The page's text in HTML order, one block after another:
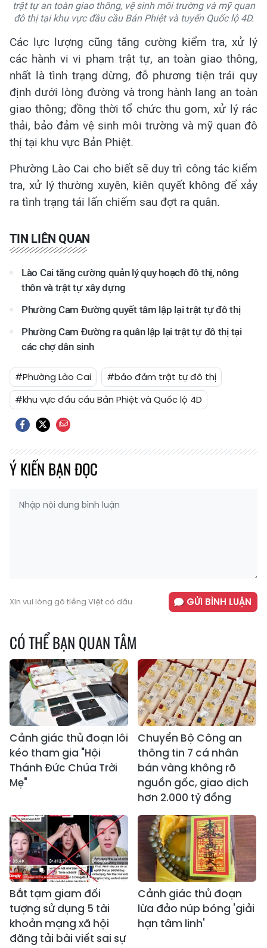
trật tự an toàn giao thông, vệ sinh môi trường và mỹ quan
đô thị tại khu vực đầu cầu Bản Phiệt và tuyến Quốc lộ 4D.
Các lực lượng cũng tăng cường kiểm tra, xử lý
các hành vi vi phạm trật tự, an toàn giao thông,
nhất là tình trạng dừng, đỗ phương tiện trái quy
định dưới lòng đường và trong hành lang an toàn
giao thông; đồng thời tổ chức thu gom, xử lý rác
thải, bảo đảm vệ sinh môi trường và mỹ quan đô
thị tại khu vực Bản Phiệt.
Phường Lào Cai cho biết sẽ duy trì công tác kiểm
tra, xử lý thường xuyên, kiên quyết không để xảy
ra tình trạng tái lấn chiếm sau đợt ra quân.
TIN LIÊN QUAN
Lào Cai tăng cường quản lý quy hoạch đô thị, nông
thôn và trật tự xây dựng
Phường Cam Đường quyết tâm lập lại trật tự đô thị
Phường Cam Đường ra quân lập lại trật tự đô thị tại
các chợ dân sinh
#Phường Lào Cai
#bảo đảm trật tự đô thị
#khu vực đầu cầu Bản Phiệt và Quốc lộ 4D
Ý KIẾN BẠN ĐỌC
Xin vui lòng gõ tiếng Việt có dấu GỬI BÌNH LUẬN
CÓ THỂ BẠN QUAN TÂM
Cảnh giác thủ đoạn lôi
kéo tham gia "Hội
Thánh Đức Chúa Trời
Mẹ"
Chuyển Bộ Công an
thông tin 7 cá nhân
bán vàng không rõ
nguồn gốc, giao dịch
hơn 2.000 tỷ đồng
Bắt tạm giam đối
tượng sử dụng 5 tài
khoản mạng xã hội
đăng tải bài viết sai sự
Cảnh giác thủ đoạn
lừa đảo núp bóng 'giải
hạn tâm linh'